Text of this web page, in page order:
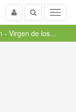
Menu
Buscar
Usuario
Alevín - Virgen de los Remedi...